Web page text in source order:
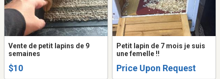
Vente de petit lapins de 9
semaines
$10
Petit lapin de 7 mois je suis
une femelle !!
Price Upon Request